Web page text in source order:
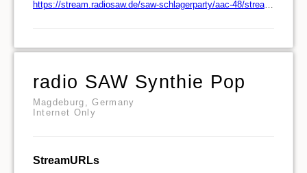
https://stream.radiosaw.de/saw-schlagerparty/aac-48/stream.radiosaw.de/play.m3u
radio SAW Synthie Pop
Magdeburg, Germany
Internet Only
StreamURLs